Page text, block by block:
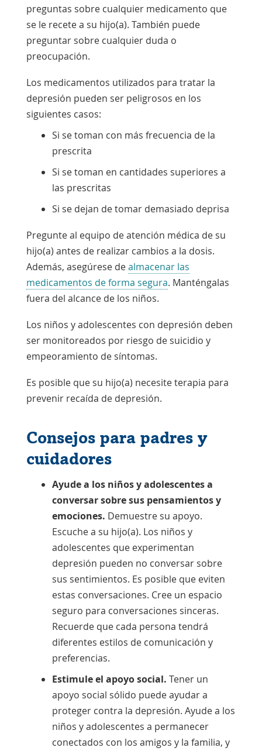
preguntas sobre cualquier medicamento que
se le recete a su hijo(a). También puede
preguntar sobre cualquier duda o
preocupación.
Los medicamentos utilizados para tratar la
depresión pueden ser peligrosos en los
siguientes casos:
Si se toman con más frecuencia de la
prescrita
Si se toman en cantidades superiores a
las prescritas
Si se dejan de tomar demasiado deprisa
Pregunte al equipo de atención médica de su
hijo(a) antes de realizar cambios a la dosis.
Además, asegúrese dealmacenar las
medicamentos de forma segura. Manténgalas
fuera del alcance de los niños.
Los niños y adolescentes con depresión deben
ser monitoreados por riesgo de suicidio y
empeoramiento de síntomas.
Es posible que su hijo(a) necesite terapia para
prevenir recaída de depresión.
Consejos para padres y
cuidadores
Ayude a los niños y adolescentes a
conversar sobre sus pensamientos y
emociones. Demuestre su apoyo.
Escuche a su hijo(a). Los niños y
adolescentes que experimentan
depresión pueden no conversar sobre
sus sentimientos. Es posible que eviten
estas conversaciones. Cree un espacio
seguro para conversaciones sinceras.
Recuerde que cada persona tendrá
diferentes estilos de comunicación y
preferencias.
Estimule el apoyo social. Tener un
apoyo social sólido puede ayudar a
proteger contra la depresión. Ayude a los
niños y adolescentes a permanecer
conectados con los amigos y la familia, y